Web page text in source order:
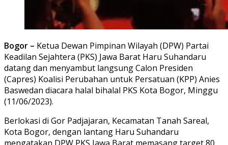
Bogor – Ketua Dewan Pimpinan Wilayah (DPW) Partai
Keadilan Sejahtera (PKS) Jawa Barat Haru Suhandaru
datang dan menyambut langsung Calon Presiden
(Capres) Koalisi Perubahan untuk Persatuan (KPP) Anies
Baswedan diacara halal bihalal PKS Kota Bogor, Minggu
(11/06/2023).
Berlokasi di Gor Padjajaran, Kecamatan Tanah Sareal,
Kota Bogor, dengan lantang Haru Suhandaru